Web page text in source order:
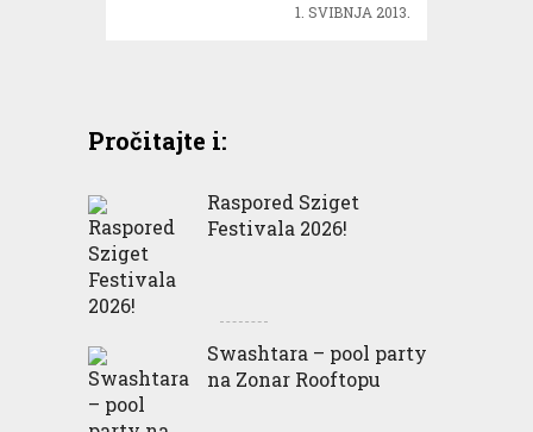
1. SVIBNJA 2013.
Pročitajte i:
Raspored Sziget
Festivala 2026!
Swashtara – pool party
na Zonar Rooftopu